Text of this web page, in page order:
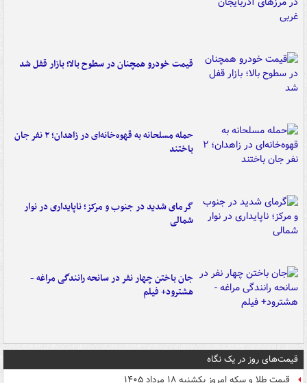
قیمت خودرو همچنان در سطوح بالا؛ بازار قفل شد
حمله مسلحانه به قهوه‌خانه‌ای در زاهدان؛ ۲ نفر جان
باختند
گرمای شدید در جنوب و مرکز؛ ناپایداری در نوار
شمالی
جان باختن چهار نفر در سانحه رانندگی مراغه -
هشترود+ فیلم
قیمت‌های روز در یک نگاه
قیمت طلا و سکه امروز یکشنبه ۱۸ مرداد ۱۴۰۵